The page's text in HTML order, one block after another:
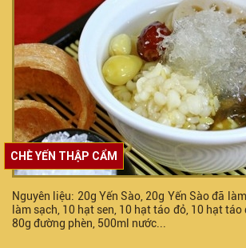
CHÈ YẾN THẬP CẨM
Nguyên liệu: 20g Yến Sào, 20g Yến Sào đã
làm sạch, 10 hạt sen, 10 hạt táo đỏ, 10 hạt táo
80g đường phèn, 500ml nước...